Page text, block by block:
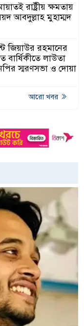
রাষ্ট্রীয় ক্ষমতায়
আবদুল্লাহ মুহাম্মদ
জিয়াউর রহমানের
বার্ষিকীতে লাউতা
স্মরণসভা ও দোয়া
আরো খবর